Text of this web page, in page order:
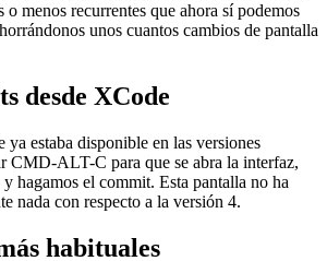
o menos recurrentes que ahora sí podemos
unos cuantos cambios de pantalla
desde XCode
ya estaba disponible en las versiones
CMD-ALT-C para que se abra la interfaz,
hagamos el commit. Esta pantalla no ha
nada con respecto a la versión 4.
habituales